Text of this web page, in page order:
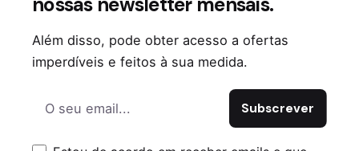
Dependendo do perfil, podem ainda ser
pedidos:
Contratos de prestação de serviços
Além disso, pode obter acesso a ofertas
imperdíveis e feitos à sua medida.